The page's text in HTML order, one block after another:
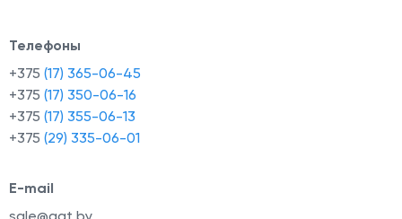
Телефоны
+375 (17) 365-06-45
+375 (17) 350-06-16
+375 (17) 355-06-13
+375 (29) 335-06-01
E-mail